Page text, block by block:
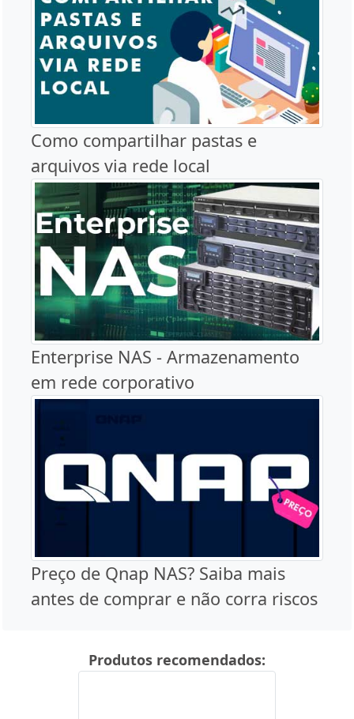
Como compartilhar pastas e
arquivos via rede local
Enterprise NAS - Armazenamento
em rede corporativo
Preço de Qnap NAS? Saiba mais
antes de comprar e não corra riscos
Produtos recomendados: